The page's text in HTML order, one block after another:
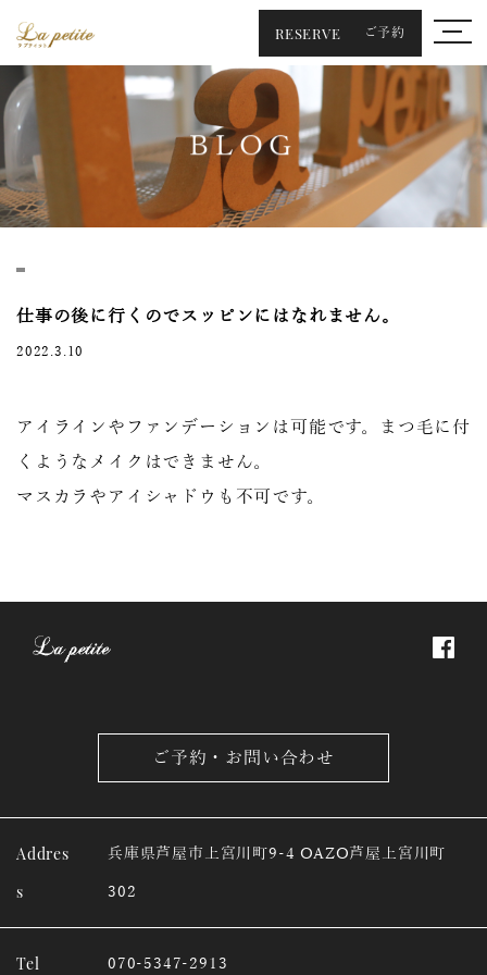
RESERVE ご予約
BLOG
仕事の後に行くのでスッピンにはなれません。
2022.3.10
アイラインやファンデーションは可能です。まつ毛に付
くようなメイクはできません。
マスカラやアイシャドウも不可です。
ご予約・お問い合わせ
Addres
s
兵庫県芦屋市上宮川町9-4 OAZO芦屋上宮川町
302
Tel 070-5347-2913